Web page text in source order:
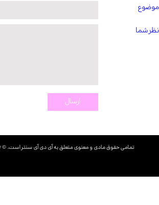
موضوع
نظر شما
ارسال
تمامی حقوق مادی و معنوی متعلق به آی دی آی سنتر است. © ۱۳۹۷​​​​​​​